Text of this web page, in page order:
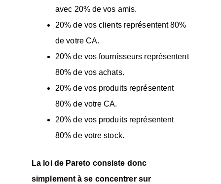
avec 20% de vos amis.
20% de vos clients représentent 80%
de votre CA.
20% de vos fournisseurs représentent
80% de vos achats.
20% de vos produits représentent
80% de votre CA.
20% de vos produits représentent
80% de votre stock.
La loi de Pareto consiste donc
simplement à se concentrer sur